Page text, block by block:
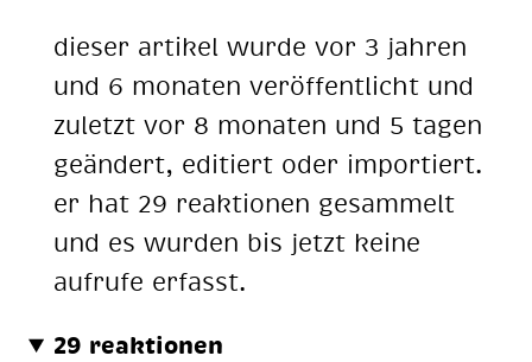
dieser artikel wurde vor 3 jahren
und 6 monaten veröffentlicht und
zuletzt vor 8 monaten und 5 tagen
geändert, editiert oder importiert.
er hat 29 reaktionen gesammelt
und es wurden bis jetzt keine
aufrufe erfasst.
29 reaktionen